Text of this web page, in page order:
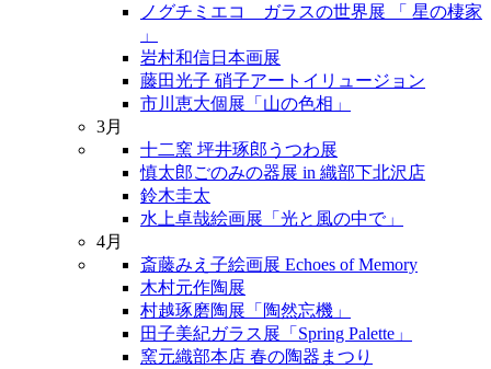
ノグチミエコ ガラスの世界展 「 星の棲家
」
岩村和信日本画展
藤田光子 硝子アートイリュージョン
市川恵大個展「山の色相」
3月
十二窯 坪井琢郎うつわ展
慎太郎ごのみの器展 in 織部下北沢店
鈴木圭太
水上卓哉絵画展「光と風の中で」
4月
斎藤みえ子絵画展 Echoes of Memory
木村元作陶展
村越琢磨陶展「陶然忘機」
田子美紀ガラス展「Spring Palette」
窯元織部本店 春の陶器まつり